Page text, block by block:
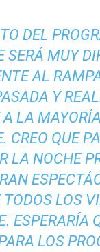
DEL
SERÁ MUY
AL
Y
A LA
CREO QUE
LA NOCHE
LOS
ESPERARÍA
LOS